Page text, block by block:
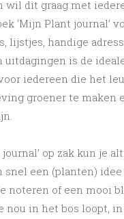
wil dit graag met
‘Mijn Plant journal’
lijstjes, handige
uitdagingen is de
iedereen die het
groener te maken
op zak kun je
snel een (planten)
noteren of een mooi
nou in het bos loopt,